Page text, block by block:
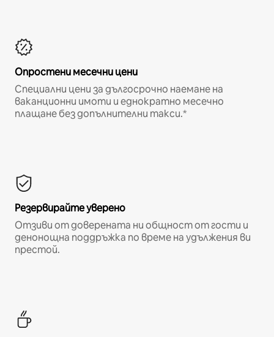
Опростени месечни цени
Специални цени за дългосрочно наемане на
ваканционни имоти и еднократно месечно
плащане без допълнителни такси.*
Резервирайте уверено
Отзиви от доверената ни общност от гости и
денонощна поддръжка по време на удължения ви
престой.